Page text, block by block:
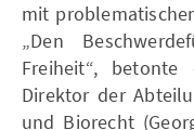
mit
„Den
Freiheit“,
Direktor der
und Biorecht